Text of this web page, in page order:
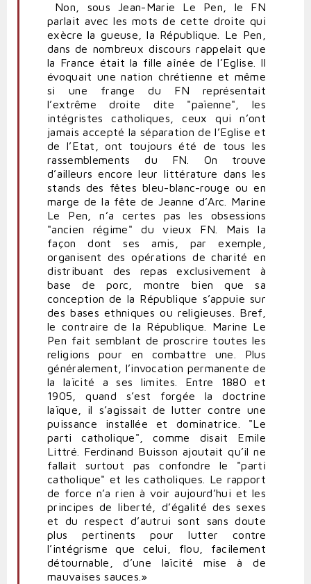
Non, sous Jean-Marie Le Pen, le FN
parlait avec les mots de cette droite qui
exècre la gueuse, la République. Le Pen,
dans de nombreux discours rappelait que
la France était la fille aînée de l’Eglise. Il
évoquait une nation chrétienne et même
si une frange du FN représentait
l’extrême droite dite "païenne", les
intégristes catholiques, ceux qui n’ont
jamais accepté la séparation de l’Eglise et
de l’Etat, ont toujours été de tous les
rassemblements du FN. On trouve
d’ailleurs encore leur littérature dans les
stands des fêtes bleu-blanc-rouge ou en
marge de la fête de Jeanne d’Arc. Marine
Le Pen, n’a certes pas les obsessions
"ancien régime" du vieux FN. Mais la
façon dont ses amis, par exemple,
organisent des opérations de charité en
distribuant des repas exclusivement à
base de porc, montre bien que sa
conception de la République s’appuie sur
des bases ethniques ou religieuses. Bref,
le contraire de la République. Marine Le
Pen fait semblant de proscrire toutes les
religions pour en combattre une. Plus
généralement, l’invocation permanente de
la laïcité a ses limites. Entre 1880 et
1905, quand s’est forgée la doctrine
laïque, il s’agissait de lutter contre une
puissance installée et dominatrice. "Le
parti catholique", comme disait Emile
Littré. Ferdinand Buisson ajoutait qu’il ne
fallait surtout pas confondre le "parti
catholique" et les catholiques. Le rapport
de force n’a rien à voir aujourd’hui et les
principes de liberté, d’égalité des sexes
et du respect d’autrui sont sans doute
plus pertinents pour lutter contre
l’intégrisme que celui, flou, facilement
détournable, d’une laïcité mise à de
mauvaises sauces.»